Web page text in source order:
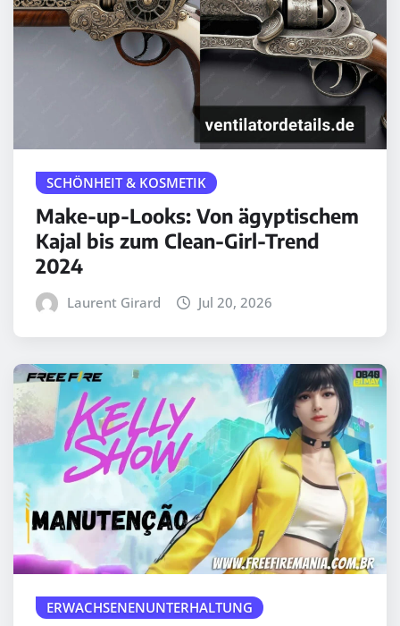
SCHÖNHEIT & KOSMETIK
Make-up-Looks: Von ägyptischem
Kajal bis zum Clean-Girl-Trend
2024
Laurent Girard Jul 20, 2026
ERWACHSENENUNTERHALTUNG